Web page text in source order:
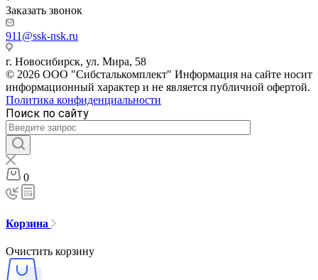
Заказать звонок
911@ssk-nsk.ru
г. Новосибирск, ул. Мира, 58
© 2026 ООО "Сибсталькомплект" Информация на сайте носит
информационный характер и не является публичной офертой.
Политика конфиденциальности
Поиск по сайту
0
Корзина
Очистить корзину